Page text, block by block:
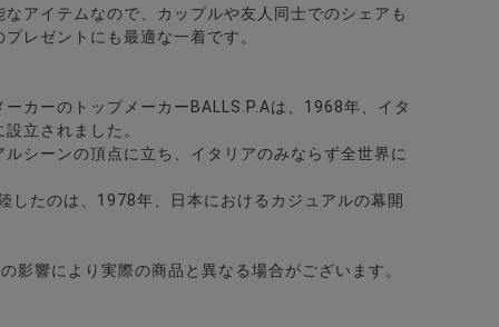
ツ/全4色
なアイテムなので、カップルや友人同士でのシェアも
レゼントにも最適な一着です。
カーのトップメーカーBALLS.P.Aは、1968年、イタ
立されました。
ルシーンの頂点に立ち、イタリアのみならず全世界に
したのは、1978年、日本におけるカジュアルの幕開
影響により実際の商品と異なる場合がございます。